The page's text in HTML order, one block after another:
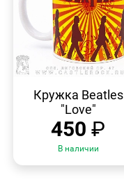
ПРОСМОТР
Кружка Beatles
"Love"
450 ₽
В наличии